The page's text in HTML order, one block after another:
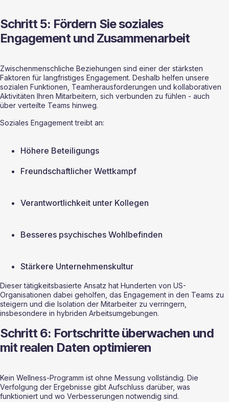
Schritt 5: Fördern Sie soziales
Engagement und Zusammenarbeit
Zwischenmenschliche Beziehungen sind einer der stärksten
Faktoren für langfristiges Engagement. Deshalb helfen unsere
sozialen Funktionen, Teamherausforderungen und kollaborativen
Aktivitäten Ihren Mitarbeitern, sich verbunden zu fühlen - auch
über verteilte Teams hinweg.
Soziales Engagement treibt an:
Höhere Beteiligungs
Freundschaftlicher Wettkampf
Verantwortlichkeit unter Kollegen
Besseres psychisches Wohlbefinden
Stärkere Unternehmenskultur
Dieser tätigkeitsbasierte Ansatz hat Hunderten von US-
Organisationen dabei geholfen, das Engagement in den Teams zu
steigern und die Isolation der Mitarbeiter zu verringern,
insbesondere in hybriden Arbeitsumgebungen.
Schritt 6: Fortschritte überwachen und
mit realen Daten optimieren
Kein Wellness-Programm ist ohne Messung vollständig. Die
Verfolgung der Ergebnisse gibt Aufschluss darüber, was
funktioniert und wo Verbesserungen notwendig sind.